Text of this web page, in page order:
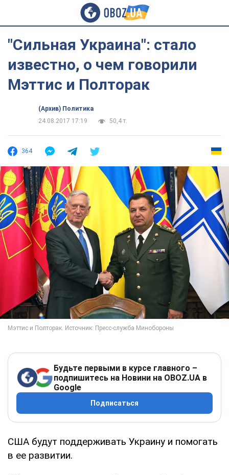
"Сильная Украина": стало
известно, о чем говорили
Мэттис и Полторак
(Архив) Политика
24.08.2017 17:19
50,4 т.
364
Будьте первыми в курсе главного –
подпишитесь на Новини на OBOZ.UA в
Google
Подписаться
США будут поддерживать Украину и помогать
в ее развитии.